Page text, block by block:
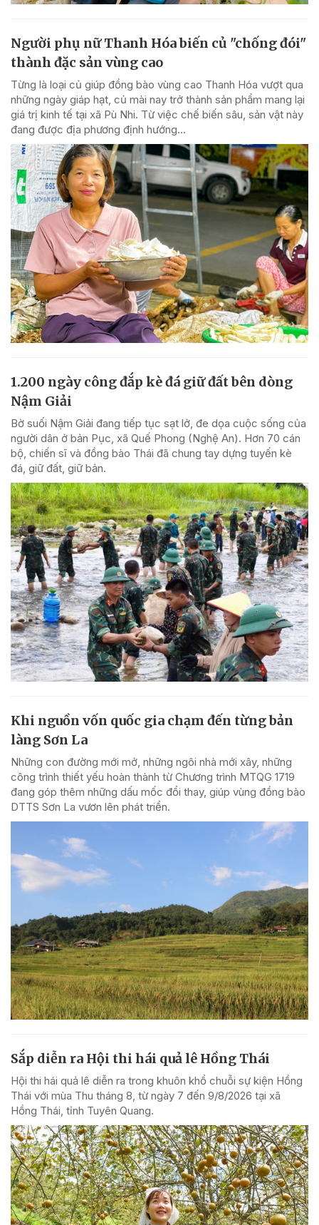
Người phụ nữ Thanh Hóa biến củ "chống đói"
thành đặc sản vùng cao
Từng là loại củ giúp đồng bào vùng cao Thanh Hóa vượt qua
những ngày giáp hạt, củ mài nay trở thành sản phẩm mang lại
giá trị kinh tế tại xã Pù Nhi. Từ việc chế biến sâu, sản vật này
đang được địa phương định hướng...
1.200 ngày công đắp kè đá giữ đất bên dòng
Nậm Giải
Bờ suối Nậm Giải đang tiếp tục sạt lở, đe dọa cuộc sống của
người dân ở bản Pục, xã Quế Phong (Nghệ An). Hơn 70 cán
bộ, chiến sĩ và đồng bào Thái đã chung tay dựng tuyến kè
đá, giữ đất, giữ bản.
Khi nguồn vốn quốc gia chạm đến từng bản
làng Sơn La
Những con đường mới mở, những ngôi nhà mới xây, những
công trình thiết yếu hoàn thành từ Chương trình MTQG 1719
đang góp thêm những dấu mốc đổi thay, giúp vùng đồng bào
DTTS Sơn La vươn lên phát triển.
Sắp diễn ra Hội thi hái quả lê Hồng Thái
Hội thi hái quả lê diễn ra trong khuôn khổ chuỗi sự kiện Hồng
Thái với mùa Thu tháng 8, từ ngày 7 đến 9/8/2026 tại xã
Hồng Thái, tỉnh Tuyên Quang.